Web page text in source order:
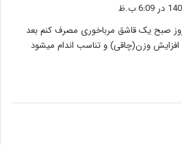
صبح یک قاشق مرباخوری مصرف کنم بعد
افزایش وزن(چاقی) و تناسب اندام میشود